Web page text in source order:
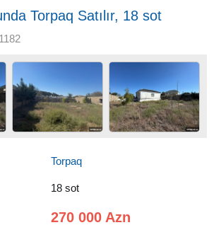
Torpaq Satılır, 18 sot
Torpaq
18 sot
270 000 Azn